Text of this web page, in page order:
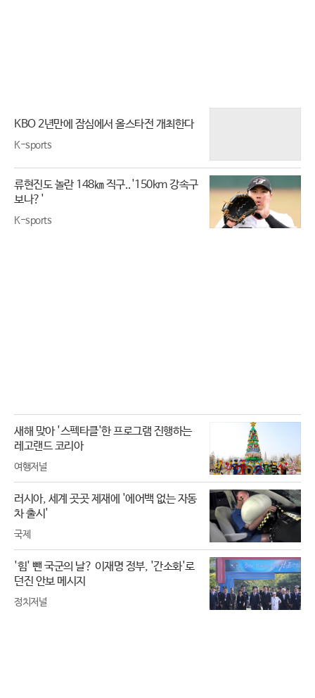
KBO 2년만에 잠심에서 올스타전 개최한다
K-sports
류현진도 놀란 148㎞ 직구..'150km 강속구
보나?'
K-sports
새해 맞아 '스펙타클'한 프로그램 진행하는
레고랜드 코리아
여행저널
러시아, 세계 곳곳 제재에 '에어백 없는 자동
차 출시'
국제
'힘' 뺀 국군의 날? 이재명 정부, '간소화'로
던진 안보 메시지
정치저널